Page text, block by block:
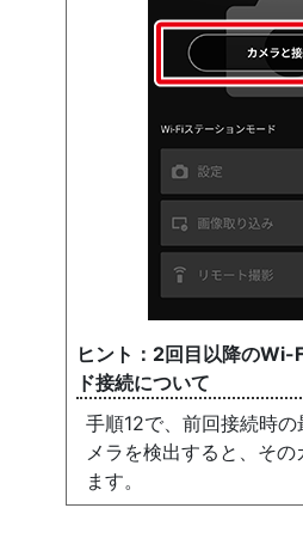
2回目以降のWi-
ド接続について
手順12で、前回接続時
メラを検出すると、そ
ます。